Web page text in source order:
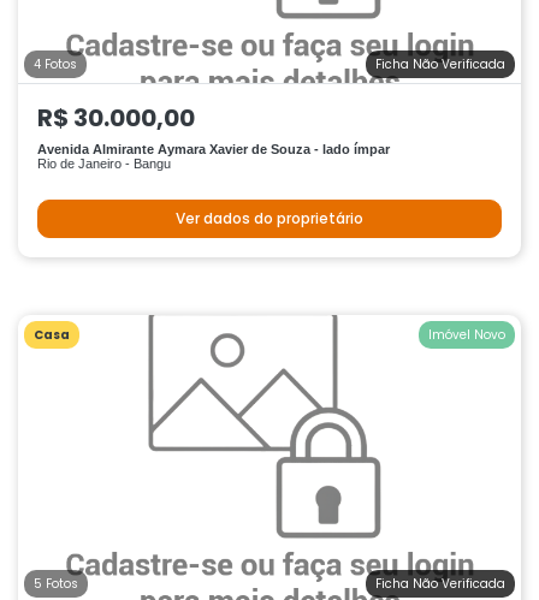
4 Fotos Ficha Não Verificada
R$ 30.000,00
Avenida Almirante Aymara Xavier de Souza - lado ímpar
Rio de Janeiro - Bangu
Ver dados do proprietário
Casa
5 Fotos Ficha Não Verificada
Imóvel Novo